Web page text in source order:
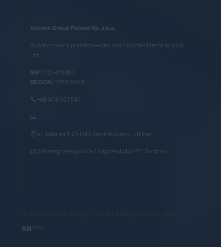
Acctek Group Poland Sp. z o.o.
Autoryzowany przedstawiciel Jinan Acctek Machinery Co.
Ltd
NIP: 7123478487
REGON: 529155523
+48 603 057 541
ul. Szkolna 4, 21-040 Świdnik (obok Lublina)
(Strefa przemysłowa / Naprzeciwko PZL Świdnik)